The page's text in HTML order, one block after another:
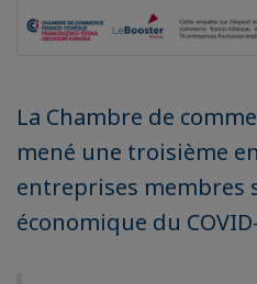
La Chambre de
mené une troisième
entreprises membres
économique du